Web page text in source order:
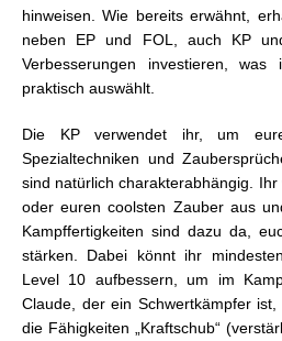
hinweisen. Wie bereits erwähnt,
neben EP und FOL, auch KP
Verbesserungen investieren,
praktisch auswählt.
Die KP verwendet ihr, um
Spezialtechniken und
sind natürlich charakterabhängig.
oder euren coolsten Zauber aus
Kampffertigkeiten sind dazu da,
stärken. Dabei könnt ihr
Level 10 aufbessern, um im
Claude, der ein Schwertkämpfer
die Fähigkeiten „Kraftschub“